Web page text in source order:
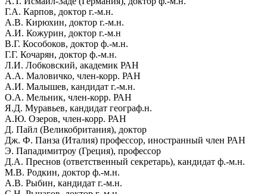
Г.А. Карпов, доктор г.-м.н.
А.В. Кирюхин, доктор г.-м.н.
А.И. Кожурин, доктор г.-м.н
В.Г. Кособоков, доктор ф.-м.н.
Г.Г. Кочарян, доктор ф.-м.н.
Л.И. Лобковский, академик РАН
А.А. Маловичко, член-корр. РАН
А.И. Малышев, кандидат г.-м.н.
О.А. Мельник, член-корр. РАН
Я.Д. Муравьев, кандидат географ.н.
А.Ю. Озеров, член-корр. РАН
Д. Пайл (Великобритания), доктор
Дж. Ф. Панза (Италия) профессор, иностранный член РАН
Э. Пападимитроу (Греция), профессор
Д.А. Преснов (ответственный секретарь), кандидат ф.-м.н.
М.В. Родкин, доктор ф.-м.н.
А.В. Рыбин, кандидат г.-м.н.